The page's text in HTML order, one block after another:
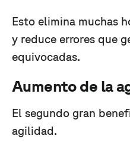
Esto elimina muchas
y reduce errores que
equivocadas.
Aumento de la
El segundo gran
agilidad.